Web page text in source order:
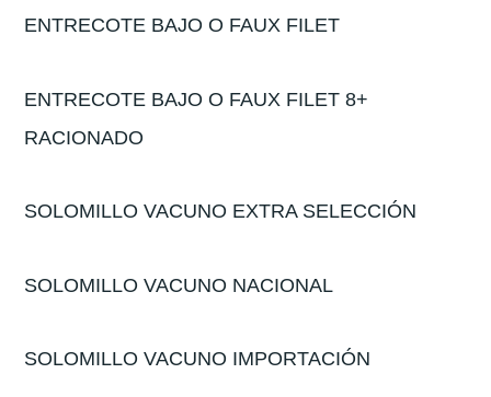
ENTRECOTE BAJO O FAUX FILET
ENTRECOTE BAJO O FAUX FILET 8+
RACIONADO
SOLOMILLO VACUNO EXTRA SELECCIÓN
SOLOMILLO VACUNO NACIONAL
SOLOMILLO VACUNO IMPORTACIÓN